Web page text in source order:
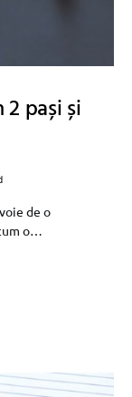
pași și
de o
o…